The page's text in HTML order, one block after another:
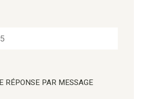
RÉPONSE PAR MESSAGE